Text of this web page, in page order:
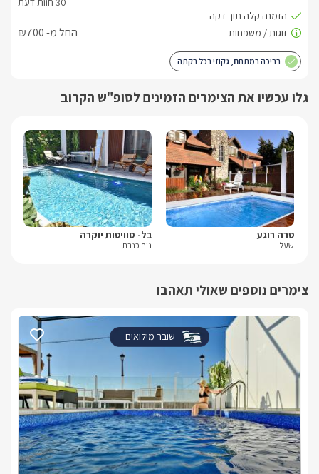
החל מ- ₪700
בריכה במתחם, גקוזי בכל בקתה
גלו עכשיו את הצימרים הזמינים לסופ"ש הקרוב
טרה רוגע
שעל
בל- סוויטות יוקרה
נוף כנרת
צימרים נוספים שאולי תאהבו
שובר מילואים